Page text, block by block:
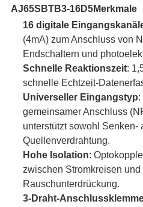
AJ65SBTB3-16D5Merkmale
16 digitale
(4mA) zum Anschluss von
Endschaltern und
Schnelle Reaktionszeit:
schnelle Echtzeit-
Universeller Eingangstyp:
gemeinsamer Anschluss
unterstützt sowohl Senken-
Quellenverdrahtung.
Hohe Isolation:
zwischen Stromkreisen
Rauschunterdrückung.
3-Draht-